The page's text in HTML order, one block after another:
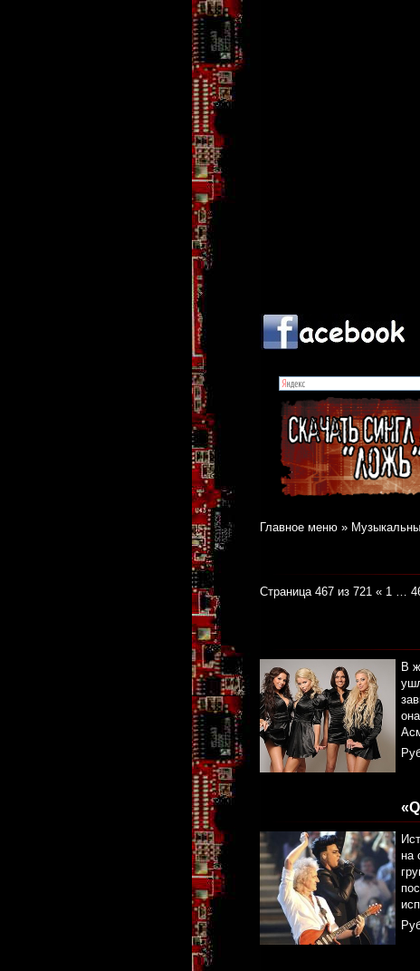
Главное меню »
Страница 467 из 721 « 1 …
В
на